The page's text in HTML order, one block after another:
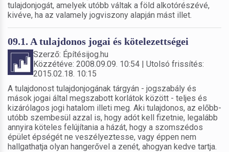
tulajdonjogát, amelyek utóbb váltak a föld alkotórészévé,
kivéve, ha az valamely jogviszony alapján mást illet.
09.1. A tulajdonos jogai és kötelezettségei
Szerző: Építésijog.hu
Közzétéve: 2008.09.09. 10:54 | Utolsó frissítés:
2015.02.18. 10:15
A tulajdonost tulajdonjogának tárgyán - jogszabály és
mások jogai által megszabott korlátok között - teljes és
kizárólagos jogi hatalom illeti meg. Aki tulajdonos, az előbb-
utóbb szembesül azzal is, hogy adót kell fizetnie, legalább
annyira köteles felújítania a házát, hogy a szomszédos
épület épségét ne veszélyeztesse, vagy éppen nem
hallgathatja olyan hangerővel a zenét, ahogyan kedve tartja.